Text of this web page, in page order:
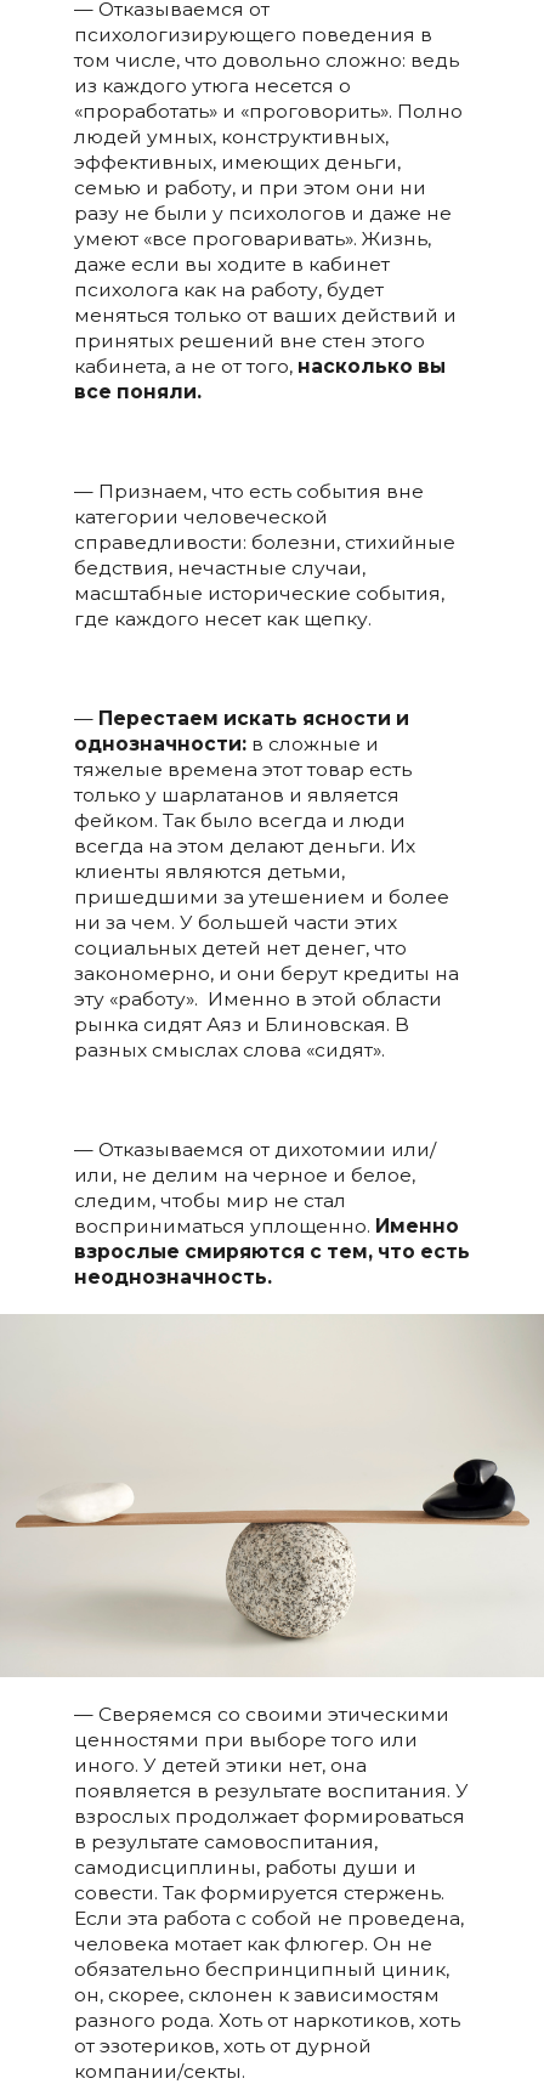
— Отказываемся от
психологизирующего поведения в
том числе, что довольно сложно: ведь
из каждого утюга несется о
«проработать» и «проговорить». Полно
людей умных, конструктивных,
эффективных, имеющих деньги,
семью и работу, и при этом они ни
разу не были у психологов и даже не
умеют «все проговаривать». Жизнь,
даже если вы ходите в кабинет
психолога как на работу, будет
меняться только от ваших действий и
принятых решений вне стен этого
кабинета, а не от того, насколько вы
все поняли.
— Признаем, что есть события вне
категории человеческой
справедливости: болезни, стихийные
бедствия, нечастные случаи,
масштабные исторические события,
где каждого несет как щепку.
— Перестаем искать ясности и
однозначности: в сложные и
тяжелые времена этот товар есть
только у шарлатанов и является
фейком. Так было всегда и люди
всегда на этом делают деньги. Их
клиенты являются детьми,
пришедшими за утешением и более
ни за чем. У большей части этих
социальных детей нет денег, что
закономерно, и они берут кредиты на
эту «работу». Именно в этой области
рынка сидят Аяз и Блиновская. В
разных смыслах слова «сидят».
— Отказываемся от дихотомии или/
или, не делим на черное и белое,
следим, чтобы мир не стал
восприниматься уплощенно. Именно
взрослые смиряются с тем, что есть
неоднозначность.
— Сверяемся со своими этическими
ценностями при выборе того или
иного. У детей этики нет, она
появляется в результате воспитания. У
взрослых продолжает формироваться
в результате самовоспитания,
самодисциплины, работы души и
совести. Так формируется стержень.
Если эта работа с собой не проведена,
человека мотает как флюгер. Он не
обязательно беспринципный циник,
он, скорее, склонен к зависимостям
разного рода. Хоть от наркотиков, хоть
от эзотериков, хоть от дурной
компании/секты.